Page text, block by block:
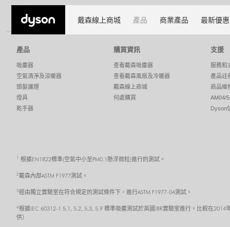
戴森線上商城 產品 商業產品 最新優惠
Fans and heaters Dyson 空氣清淨機
產品
吸塵器
空氣清淨及涼暖器
頭髮護理
燈具
乾手器
購買資訊
查看戴森吸塵器
查看戴森風扇及冷暖器
戴森線上商城
何處購買
支援
服務和
產品註
商品維
AM04/
Dyson
1 根據EN1822標準(空氣中小至PM0.1懸浮微粒)進行的測試。
2戴森內部ASTM F1977測試。
3經由獨立實驗室在符合規定的測試條件下，進行ASTM F1977-04測試。
4根據IEC 60312-1 5.1, 5.2, 5.3, 5.9 標準吸塵測試於英國IBR實驗室進行。比較在
供）